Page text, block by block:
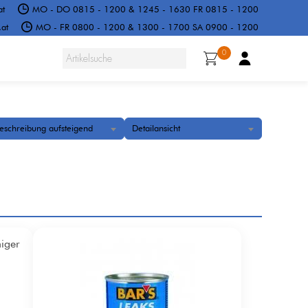
MO - DO 0815 - 1200 & 1245 - 1630 FR 0815 - 1200
MO - FR 0800 - 1200 & 1300 - 1700 SA 0900 - 1200
0
aufsteigend Detailansicht